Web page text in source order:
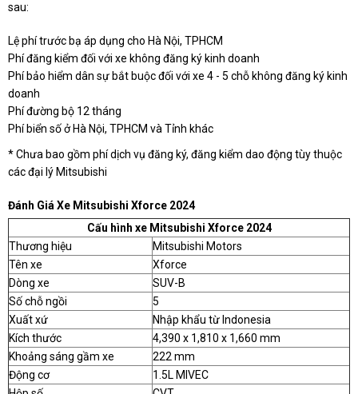
sau:
Lệ phí trước bạ áp dụng cho Hà Nội, TPHCM
Phí đăng kiểm đối với xe không đăng ký kinh doanh
Phí bảo hiểm dân sự bắt buộc đối với xe 4 - 5 chỗ không đăng ký kinh
doanh
Phí đường bộ 12 tháng
Phí biển số ở Hà Nội, TPHCM và Tỉnh khác
* Chưa bao gồm phí dịch vụ đăng ký, đăng kiểm dao động tùy thuộc
các đại lý Mitsubishi
Đánh Giá Xe Mitsubishi Xforce 2024
Cấu hình xe Mitsubishi Xforce 2024
Thương hiệu
Mitsubishi Motors
Tên xe
Xforce
Dòng xe
SUV-B
Số chỗ ngồi
5
Xuất xứ
Nhập khẩu từ Indonesia
Kích thước
4,390 x 1,810 x 1,660 mm
Khoảng sáng gầm xe
222 mm
Động cơ
1.5L MIVEC